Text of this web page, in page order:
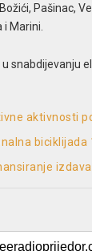
Pašinac,
Marini.
u snabdijevanju
aktivnosti
biciklijada